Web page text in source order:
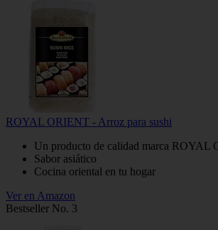
ROYAL ORIENT - Arroz para sushi
Un producto de calidad marca ROYAL
Sabor asiático
Cocina oriental en tu hogar
Ver en Amazon
Bestseller No. 3